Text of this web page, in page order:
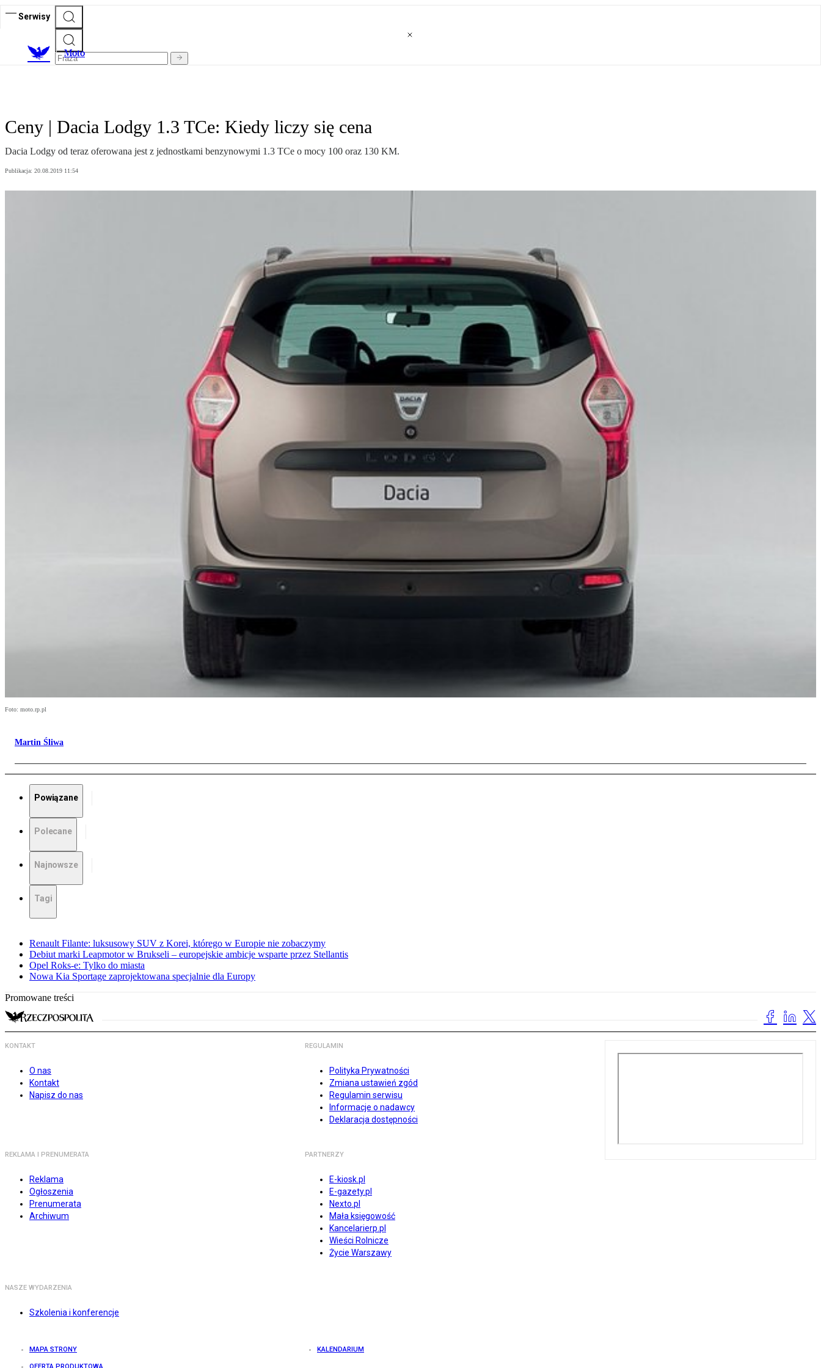
Serwisy
Moto
Ceny | Dacia Lodgy 1.3 TCe: Kiedy liczy się cena
Dacia Lodgy od teraz oferowana jest z jednostkami benzynowymi 1.3 TCe o mocy 100 oraz 130 KM.
Publikacja: 20.08.2019 11:54
Foto: moto.rp.pl
Martin Śliwa
Powiązane
Polecane
Najnowsze
Tagi
Renault Filante: luksusowy SUV z Korei, którego w Europie nie zobaczymy
Debiut marki Leapmotor w Brukseli – europejskie ambicje wsparte przez Stellantis
Opel Roks-e: Tylko do miasta
Nowa Kia Sportage zaprojektowana specjalnie dla Europy
Promowane treści
KONTAKT
O nas
Kontakt
Napisz do nas
REGULAMIN
Polityka Prywatności
Zmiana ustawień zgód
Regulamin serwisu
Informacje o nadawcy
Deklaracja dostępności
REKLAMA I PRENUMERATA
Reklama
Ogłoszenia
Prenumerata
Archiwum
PARTNERZY
E-kiosk.pl
E-gazety.pl
Nexto.pl
Mała księgowość
Kancelarierp.pl
Wieści Rolnicze
Życie Warszawy
NASZE WYDARZENIA
Szkolenia i konferencje
MAPA STRONY KALENDARIUM